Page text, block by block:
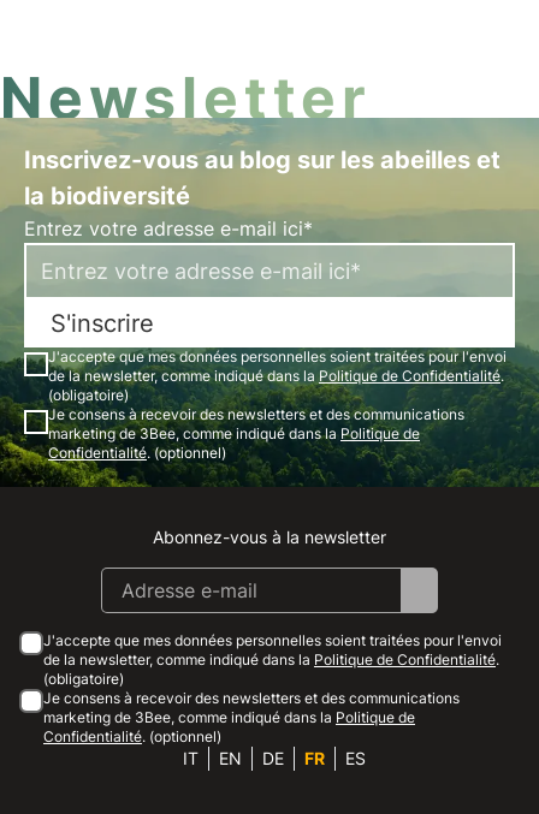
Newsletter
Inscrivez-vous au blog sur les abeilles et
la biodiversité
Entrez votre adresse e-mail ici*
S'inscrire
J'accepte que mes données personnelles soient traitées pour l'envoi
de la newsletter, comme indiqué dans la Politique de Confidentialité.
(obligatoire)
Je consens à recevoir des newsletters et des communications
marketing de 3Bee, comme indiqué dans la Politique de
Confidentialité. (optionnel)
Instagram
Facebook
Linkedin
Youtube
Abonnez-vous à la newsletter
J'accepte que mes données personnelles soient traitées pour l'envoi
de la newsletter, comme indiqué dans la Politique de Confidentialité.
(obligatoire)
Je consens à recevoir des newsletters et des communications
marketing de 3Bee, comme indiqué dans la Politique de
Confidentialité. (optionnel)
IT EN DE FR ES